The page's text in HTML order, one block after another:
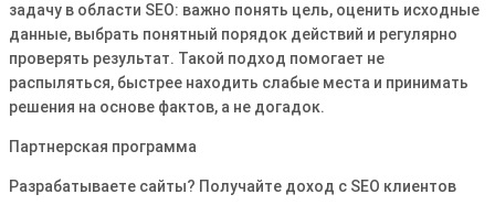
задачу в области SEO: важно понять цель, оценить исходные
данные, выбрать понятный порядок действий и регулярно
проверять результат. Такой подход помогает не
распыляться, быстрее находить слабые места и принимать
решения на основе фактов, а не догадок.
Партнерская программа
Разрабатываете сайты? Получайте доход с SEO клиентов